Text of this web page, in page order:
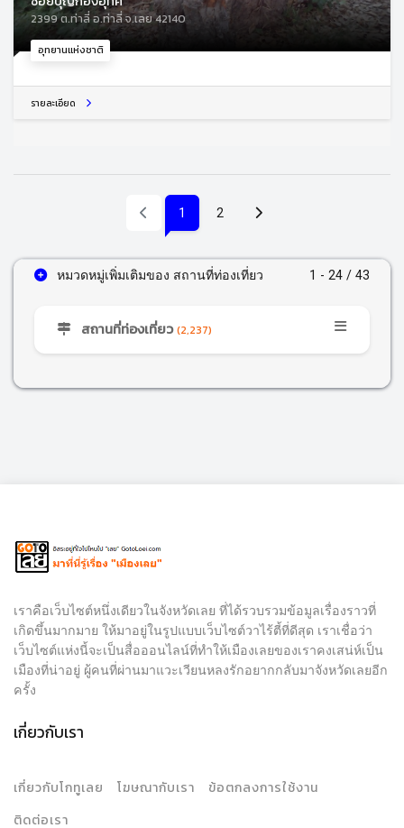
อุทยานแห่งชาติ
2399 ต.ท่าลี่ อ.ท่าลี่ จ.เลย 42140
รายละเอียด
1 (current)
2
1 - 24 / 43
หมวดหมู่เพิ่มเติมของ สถานที่ท่องเที่ยว
สถานที่ท่องเที่ยว(2,237)
เราคือเว็บไซต์หนึ่งเดียวในจังหวัดเลย ที่ได้รวบรวมข้อมูลเรื่องราวที่
เกิดขึ้นมากมาย ให้มาอยู่ในรูปแบบเว็บไซต์วาไร้ตี้ที่ดีสุด เราเชื่อว่า
เว็บไซต์แห่งนี้จะเป็นสื่อออนไลน์ที่ทำให้เมืองเลยของเราคงเสน่ห์เป็น
เมืองที่น่าอยู่ ผู้คนที่ผ่านมาแวะเวียนหลงรักอยากกลับมาจังหวัดเลยอีก
ครั้ง
เกี่ยวกับเรา
เกี่ยวกับโกทูเลย โฆษณากับเรา
ข้อตกลงการใช้งาน
ติดต่อเรา